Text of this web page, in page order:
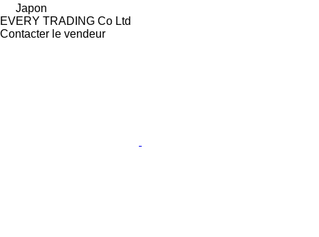
Japon
EVERY TRADING Co Ltd
Contacter le vendeur